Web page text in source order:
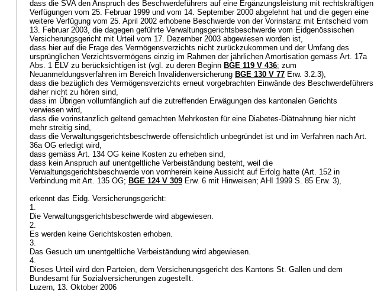
dass die SVA den Anspruch des Beschwerdeführers auf eine Ergänzungsleistung mit rechtskräftigen
Verfügungen vom 25. Februar 1999 und vom 14. September 2000 abgelehnt hat und die gegen eine
weitere Verfügung vom 25. April 2002 erhobene Beschwerde von der Vorinstanz mit Entscheid vom
13. Februar 2003, die dagegen geführte Verwaltungsgerichtsbeschwerde vom Eidgenössischen
Versicherungsgericht mit Urteil vom 17. Dezember 2003 abgewiesen worden ist,
dass hier auf die Frage des Vermögensverzichts nicht zurückzukommen und der Umfang des
ursprünglichen Verzichtsvermögens einzig im Rahmen der jährlichen Amortisation gemäss Art. 17a
Abs. 1 ELV zu berücksichtigen ist (vgl. zu deren Beginn BGE 119 V 436; zum
Neuanmeldungsverfahren im Bereich Invalidenversicherung BGE 130 V 77 Erw. 3.2.3),
dass die bezüglich des Vermögensverzichts erneut vorgebrachten Einwände des Beschwerdeführers
daher nicht zu hören sind,
dass im Übrigen vollumfänglich auf die zutreffenden Erwägungen des kantonalen Gerichts
verwiesen wird,
dass die vorinstanzlich geltend gemachten Mehrkosten für eine Diabetes-Diätnahrung hier nicht
mehr streitig sind,
dass die Verwaltungsgerichtsbeschwerde offensichtlich unbegründet ist und im Verfahren nach Art.
36a OG erledigt wird,
dass gemäss Art. 134 OG keine Kosten zu erheben sind,
dass kein Anspruch auf unentgeltliche Verbeiständung besteht, weil die
Verwaltungsgerichtsbeschwerde von vornherein keine Aussicht auf Erfolg hatte (Art. 152 in
Verbindung mit Art. 135 OG; BGE 124 V 309 Erw. 6 mit Hinweisen; AHI 1999 S. 85 Erw. 3),
erkennt das Eidg. Versicherungsgericht:
1.
Die Verwaltungsgerichtsbeschwerde wird abgewiesen.
2.
Es werden keine Gerichtskosten erhoben.
3.
Das Gesuch um unentgeltliche Verbeiständung wird abgewiesen.
4.
Dieses Urteil wird den Parteien, dem Versicherungsgericht des Kantons St. Gallen und dem
Bundesamt für Sozialversicherungen zugestellt.
Luzern, 13. Oktober 2006